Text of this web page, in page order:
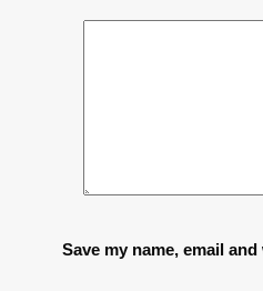
Save my name, email